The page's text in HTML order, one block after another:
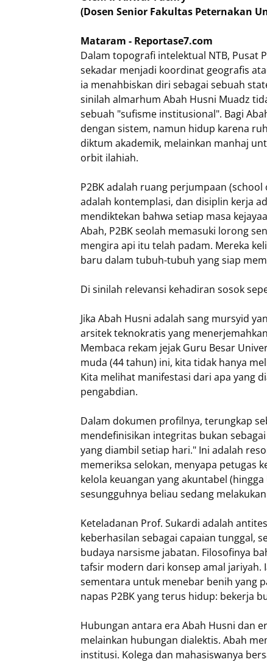
(Dosen Senior Fakultas Peternakan
Mataram - Reportase7.com
​Dalam topografi intelektual NTB, Pusat
sekadar menjadi koordinat geografis
ia menahbiskan diri sebagai sebuah
sinilah almarhum Abah Husni Muadz
sebuah "sufisme institusional". Bagi
dengan sistem, namun hidup karena
diktum akademik, melainkan manhaj
orbit ilahiah.
​P2BK adalah ruang perjumpaan
adalah kontemplasi, dan disiplin kerja
mendiktekan bahwa setiap masa
Abah, P2BK seolah memasuki lorong
mengira api itu telah padam. Mereka
baru dalam tubuh-tubuh yang siap
​Di sinilah relevansi kehadiran sosok
​Jika Abah Husni adalah sang mursyid
arsitek teknokratis yang
Membaca rekam jejak Guru Besar
muda (44 tahun) ini, kita tidak hanya
Kita melihat manifestasi dari apa yang
pengabdian.
​Dalam dokumen profilnya, terungkap
mendefinisikan integritas bukan
yang diambil setiap hari." Ini adalah
memeriksa selokan, menyapa petugas
kelola keuangan yang akuntabel
sesungguhnya beliau sedang
​Keteladanan Prof. Sukardi adalah
keberhasilan sebagai capaian tunggal,
budaya narsisme jabatan. Filosofinya
tafsir modern dari konsep amal jariyah.
sementara untuk menebar benih yang
napas P2BK yang terus hidup: bekerja
​Hubungan antara era Abah Husni dan
melainkan hubungan dialektis. Abah
institusi. Kolega dan mahasiswanya